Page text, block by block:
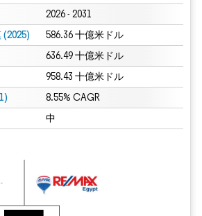
2026 - 2031
586.36 十億米ドル
636.49 十億米ドル
958.43 十億米ドル
8.55% CAGR
中
。再利用にはCC BY 4.0の表示が必要です。